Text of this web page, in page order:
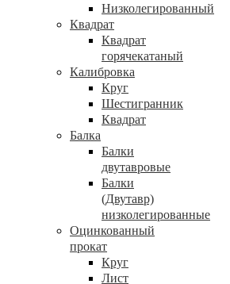
Низколегированный
Квадрат
Квадрат
горячекатаный
Калибровка
Круг
Шестигранник
Квадрат
Балка
Балки
двутавровые
Балки
(Двутавр)
низколегированные
Оцинкованный
прокат
Круг
Лист